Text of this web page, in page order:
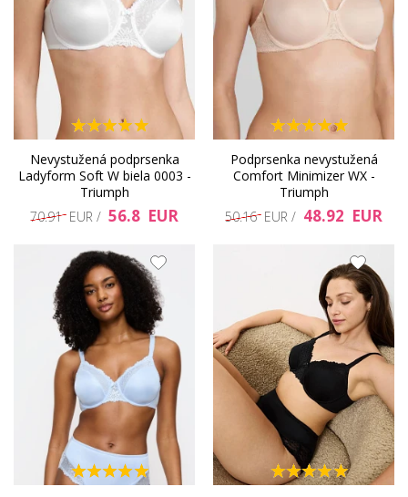
Nevystužená podprsenka
Ladyform Soft W biela 0003 -
Triumph
70.91 EUR / 56.8 EUR
Podprsenka nevystužená
Comfort Minimizer WX -
Triumph
50.16 EUR / 48.92 EUR